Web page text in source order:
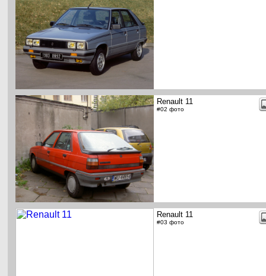
Renault 11
#02 фото
Renault 11
#03 фото